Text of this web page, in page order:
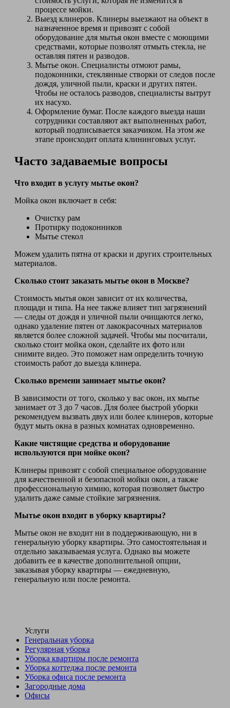
процессе мойки.
Выезд клинеров. Клинеры выезжают на объект в
назначенное время и привозят с собой
оборудование для мытья окон вместе с моющими
средствами, которые позволят отмыть стекла, не
оставляя пятен и разводов.
Мытье окон. Специалисты отмоют рамы,
подоконники, стеклянные створки от следов после
дождя, уличной пыли, краски и других пятен.
Чтобы не осталось разводов, специалисты вытрут
их насухо.
Оформление бумаг. После каждого выезда наши
сотрудники составляют акт выполненных работ,
который подписывается заказчиком. На этом же
этапе происходит оплата клининговых услуг.
Часто задаваемые вопросы
Что входит в услугу мытье окон?
Мойка окон включает в себя:
Очистку рам
Протирку подоконников
Мытье стекол
Можем удалить пятна от краски и других строительных
материалов.
Сколько стоит заказать мытье окон в Москве?
Стоимость мытья окон зависит от их количества,
площади и типа. На нее также влияет тип загрязнений
— следы от дождя и уличной пыли очищаются легко,
однако удаление пятен от лакокрасочных материалов
является более сложной задачей. Чтобы мы посчитали,
сколько стоит мойка окон, сделайте их фото или
снимите видео. Это поможет нам определить точную
стоимость работ до выезда клинера.
Сколько времени занимает мытье окон?
В зависимости от того, сколько у вас окон, их мытье
занимает от 3 до 7 часов. Для более быстрой уборки
рекомендуем вызвать двух или более клинеров, которые
будут мыть окна в разных комнатах одновременно.
Какие чистящие средства и оборудование
используются при мойке окон?
Клинеры привозят с собой специальное оборудование
для качественной и безопасной мойки окон, а также
профессиональную химию, которая позволяет быстро
удалить даже самые стойкие загрязнения.
Мытье окон входит в уборку квартиры?
Мытье окон не входит ни в поддерживающую, ни в
генеральную уборку квартиры. Это самостоятельная и
отдельно заказываемая услуга. Однако вы можете
добавить ее в качестве дополнительной опции,
заказывая уборку квартиры — ежедневную,
генеральную или после ремонта.
Услуги
Генеральная уборка
Регулярная уборка
Уборка квартиры после ремонта
Уборка коттеджа после ремонта
Уборка офиса после ремонта
Загородные дома
Офисы